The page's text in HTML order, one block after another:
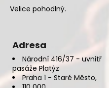
Velice pohodlný.
Adresa
Národní 416/37 - uvnitř
pasáže Platýz
Praha 1 - Staré Město,